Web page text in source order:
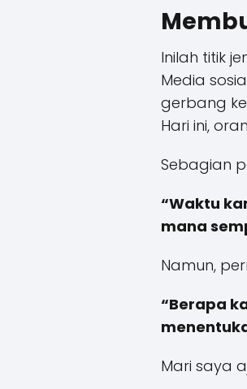
Inilah titik
Media
gerbang
Hari ini,
Sebagian
“Waktu
mana
Namun,
“Berapa
Mari saya